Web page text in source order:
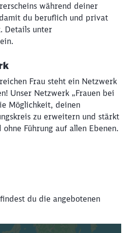
während deiner
du beruflich und privat
Details unter
Frau steht ein Netzwerk
Unser Netzwerk „Frauen bei
Möglichkeit, deinen
zu erweitern und stärkt
Führung auf allen Ebenen.
du die angebotenen